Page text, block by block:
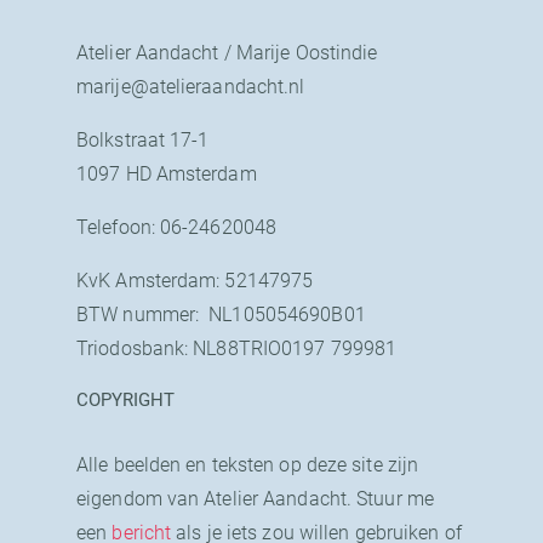
Atelier Aandacht / Marije Oostindie
marije@atelieraandacht.nl
Bolkstraat 17-1
1097 HD Amsterdam
Telefoon: 06-24620048
KvK Amsterdam: 52147975
BTW nummer: NL105054690B01
Triodosbank: NL88TRIO0197 799981
COPYRIGHT
Alle beelden en teksten op deze site zijn
eigendom van Atelier Aandacht. Stuur me
een bericht als je iets zou willen gebruiken of